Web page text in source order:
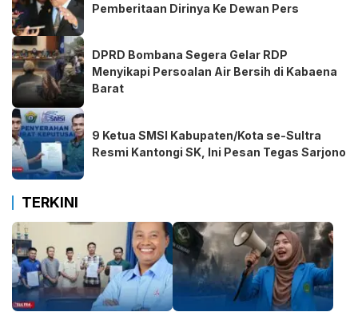
Pemberitaan Dirinya Ke Dewan Pers
DPRD Bombana Segera Gelar RDP
Menyikapi Persoalan Air Bersih di Kabaena
Barat
9 Ketua SMSI Kabupaten/Kota se-Sultra
Resmi Kantongi SK, Ini Pesan Tegas Sarjono
TERKINI